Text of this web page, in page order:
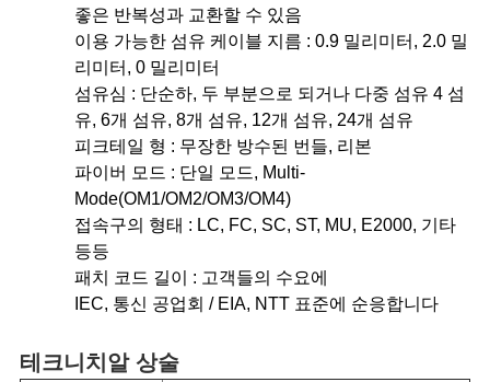
좋은 반복성과 교환할 수 있음
이용 가능한 섬유 케이블 지름 : 0.9 밀리미터, 2.0 밀
리미터, 0 밀리미터
섬유심 : 단순하, 두 부분으로 되거나 다중 섬유 4 섬
유, 6개 섬유, 8개 섬유, 12개 섬유, 24개 섬유
피크테일 형 : 무장한 방수된 번들, 리본
파이버 모드 : 단일 모드, Multi-
Mode(OM1/OM2/OM3/OM4)
접속구의 형태 : LC, FC, SC, ST, MU, E2000, 기타
등등
패치 코드 길이 : 고객들의 수요에
IEC, 통신 공업회 / EIA, NTT 표준에 순응합니다
테크니치알 상술